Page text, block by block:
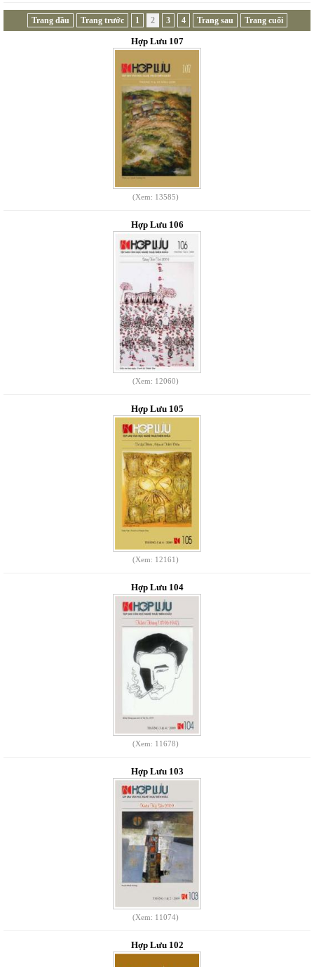
Trang đầu Trang trước 1 2 3 4 Trang sau Trang cuối
Hợp Lưu 107
(Xem: 13585)
Hợp Lưu 106
(Xem: 12060)
Hợp Lưu 105
(Xem: 12161)
Hợp Lưu 104
(Xem: 11678)
Hợp Lưu 103
(Xem: 11074)
Hợp Lưu 102